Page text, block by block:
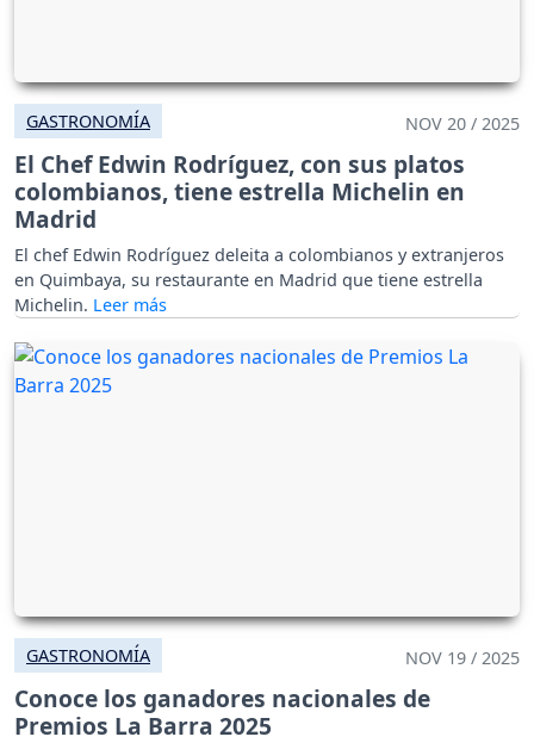
GASTRONOMÍA NOV 20 / 2025
El Chef Edwin Rodríguez, con sus platos
colombianos, tiene estrella Michelin en
Madrid
El chef Edwin Rodríguez deleita a colombianos y extranjeros
en Quimbaya, su restaurante en Madrid que tiene estrella
Michelin.
GASTRONOMÍA NOV 19 / 2025
Conoce los ganadores nacionales de
Premios La Barra 2025